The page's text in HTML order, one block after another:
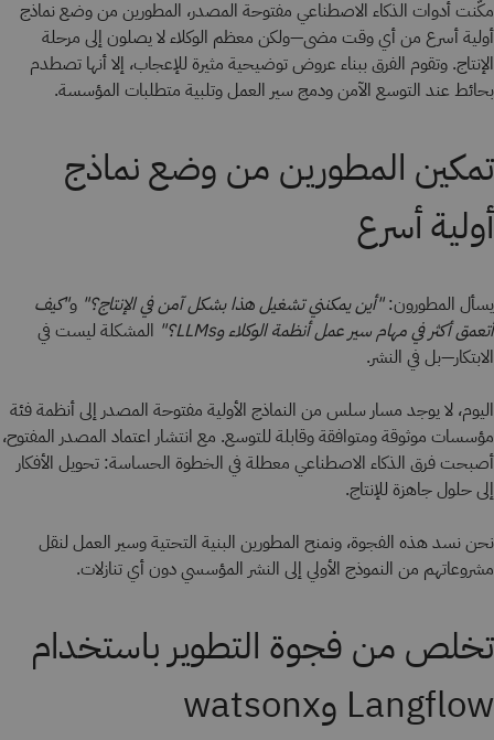
مكّنت أدوات الذكاء الاصطناعي مفتوحة المصدر، المطورين من وضع نماذج
أولية أسرع من أي وقت مضى—ولكن معظم الوكلاء لا يصلون إلى مرحلة
الإنتاج. وتقوم الفرق ببناء عروض توضيحية مثيرة للإعجاب، إلا أنها تصطدم
بحائط عند التوسع الآمن ودمج سير العمل وتلبية متطلبات المؤسسة.
تمكين المطورين من وضع نماذج
أولية أسرع
يسأل المطورون:"أين يمكنني تشغيل هذا بشكل آمن في الإنتاج؟" و"كيف
أتعمق أكثر في مهام سير عمل أنظمة الوكلاء وLLMs؟"
المشكلة ليست في
الابتكار—بل في النشر.
اليوم، لا يوجد مسار سلس من النماذج الأولية مفتوحة المصدر إلى أنظمة فئة
مؤسسات موثوقة ومتوافقة وقابلة للتوسع. مع انتشار اعتماد المصدر المفتوح،
أصبحت فرق الذكاء الاصطناعي معطلة في الخطوة الحساسة: تحويل الأفكار
إلى حلول جاهزة للإنتاج.
نحن نسد هذه الفجوة، ونمنح المطورين البنية التحتية وسير العمل لنقل
مشروعاتهم من النموذج الأولي إلى النشر المؤسسي دون أي تنازلات.
تخلص من فجوة التطوير باستخدام
Langflow وwatsonx